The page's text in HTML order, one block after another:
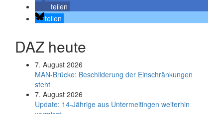
teilen
teilen
DAZ heute
7. August 2026
MAN-Brücke: Beschilderung der Einschränkungen
steht
7. August 2026
Update: 14-Jährige aus Untermeitingen weiterhin